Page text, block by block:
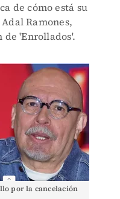
de cómo está su
Ramones,
de 'Enrollados'.
por la cancelación